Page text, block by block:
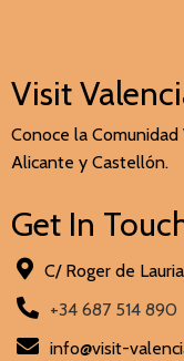
Visit
Conoce la Comunidad
Alicante y Castellón.
Get In
C/ Roger de
+34 687 514 890
info@visit-